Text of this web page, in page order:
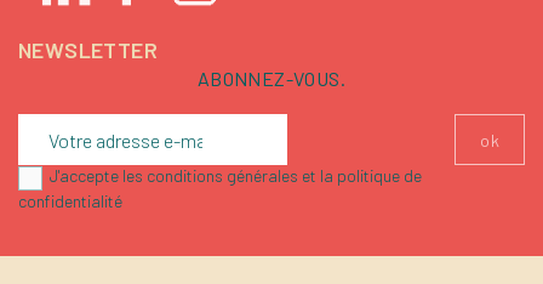
NEWSLETTER
ABONNEZ-VOUS.
J'accepte les conditions générales et la politique de
confidentialité